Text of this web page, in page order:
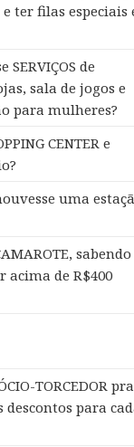
ter filas especiais
de
sala de jogos e
para mulheres?
CENTER e
uma
sabendo
acima de R$400
TORCEDOR pra
descontos para